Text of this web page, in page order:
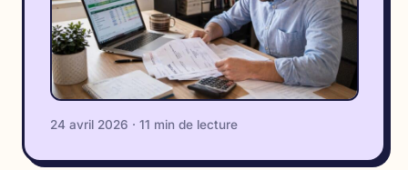
24 avril 2026 · 11 min de lecture